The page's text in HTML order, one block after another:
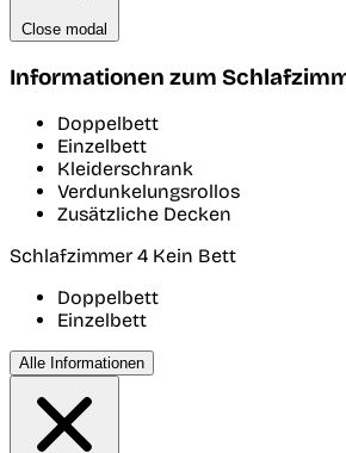
Close modal
Informationen zum
Doppelbett
Einzelbett
Kleiderschrank
Verdunkelungsrollos
Zusätzliche Decken
Schlafzimmer 4 Kein Bett
Doppelbett
Einzelbett
Alle Informationen